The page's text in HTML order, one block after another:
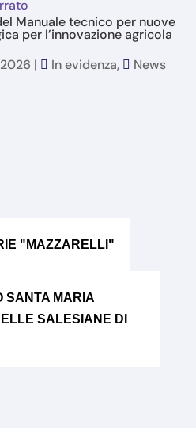
Manuale tecnico per nuove
per l’innovazione agricola
| In evidenza, News
"MAZZARELLI"
SANTA MARIA
SALESIANE DI